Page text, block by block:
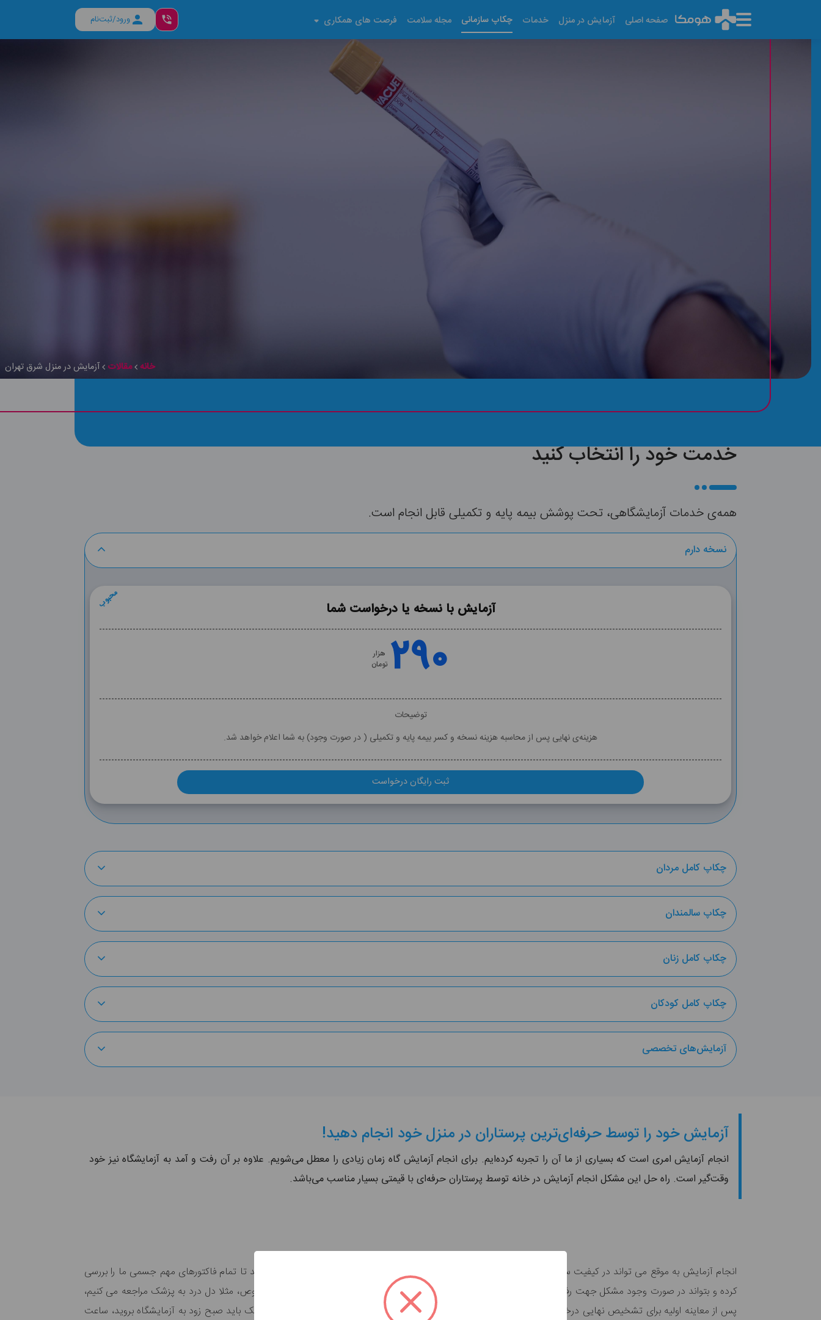
صفحه اصلی آزمایش در منزل خدمات چکاپ سازمانی مجله سلامت فرصت های همکاری ورود/ثبت‌نام
خانه مقالات آزمایش در منزل شرق تهران
آزمایش در منزل شرق تهران
خدمت خود را انتخاب کنید
همه‌ی خدمات آزمایشگاهی، تحت پوشش بیمه پایه و تکمیلی قابل انجام است.
نسخه دارم
آزمایش با نسخه یا درخواست شما محبوب
۲۹۰ هزار
تومان
توضیحات
هزینه‌ی نهایی پس از محاسبه هزینه نسخه و کسر بیمه پایه و تکمیلی ( در صورت وجود) به شما اعلام خواهد شد.
ثبت رایگان درخواست
چکاپ کامل مردان
چکاپ سالمندان
چکاپ کامل زنان
چکاپ کامل کودکان
آزمایش‌های تخصصی
آزمایش خود را توسط حرفه‌ای‌ترین پرستاران در منزل خود انجام دهید!
انجام آزمایش امری است که بسیاری از ما آن را تجربه کرده‌ایم. برای انجام آزمایش گاه زمان زیادی را معطل می‌شویم. علاوه بر آن رفت و آمد به آزمایشگاه نیز خود
وقت‌گیر است. راه حل این مشکل انجام آزمایش در خانه توسط پرستاران حرفه‌ای با قیمتی بسیار مناسب می‌باشد.
انجام آزمایش به موقع می تواند در کیفیت سلامتی و سطح زندگی ما تاثیر شگرفی داشته باشد. آزمایش به پزشک کمک می کند تا تمام فاکتورهای مهم جسمی ما را بررسی
کرده و بتواند در صورت وجود مشکل جهت رفع آن اقدام درست را انتخاب کند. به همین علت است که وقتی به یک علت به خصوص، مثلا دل درد به پزشک مراجعه می کنیم،
پس از معاینه اولیه برای تشخیص نهایی درخواست آزمایش های ویژه ای می کند. برای انجام آزمایش‌های مورد درخواست پزشک باید صبح زود به آزمایشگاه بروید، ساعت